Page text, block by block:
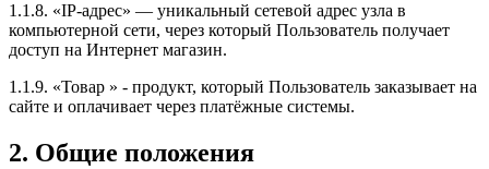
1.1.8. «IP-адрес» — уникальный сетевой адрес узла в
компьютерной сети, через который Пользователь получает
доступ на Интернет магазин.
1.1.9. «Товар » - продукт, который Пользователь заказывает на
сайте и оплачивает через платёжные системы.
2. Общие положения